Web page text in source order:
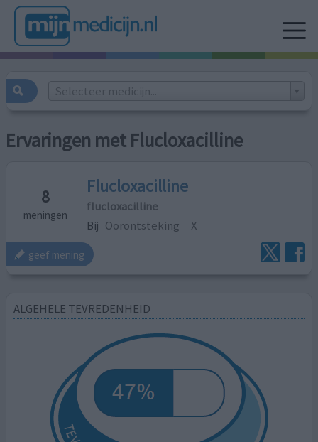
Selecteer medicijn...
Ervaringen met Flucloxacilline
8
meningen
Flucloxacilline
flucloxacilline
Bij Oorontsteking X
geef mening
ALGEHELE TEVREDENHEID